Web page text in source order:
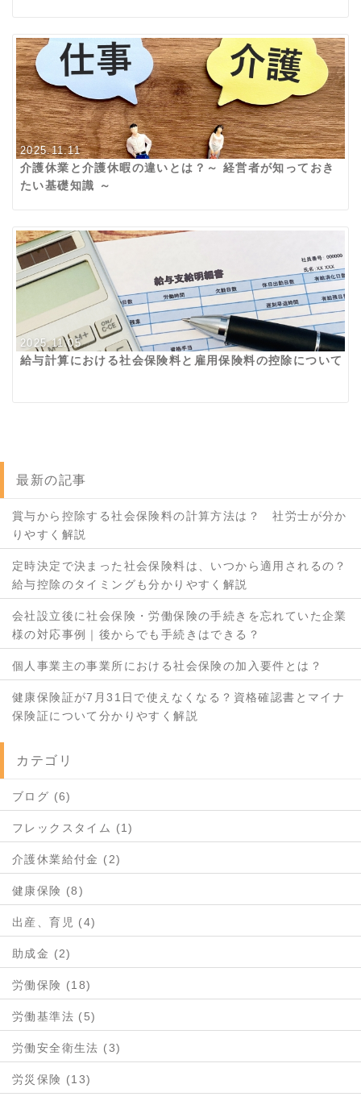
2025.11.11
介護休業と介護休暇の違いとは？～ 経営者が知っておき
たい基礎知識 ～
2025.11.05
給与計算における社会保険料と雇用保険料の控除について
最新の記事
賞与から控除する社会保険料の計算方法は？ 社労士が分か
りやすく解説
定時決定で決まった社会保険料は、いつから適用されるの？
給与控除のタイミングも分かりやすく解説
会社設立後に社会保険・労働保険の手続きを忘れていた企業
様の対応事例｜後からでも手続きはできる？
個人事業主の事業所における社会保険の加入要件とは？
健康保険証が7月31日で使えなくなる？資格確認書とマイナ
保険証について分かりやすく解説
カテゴリ
ブログ (6)
フレックスタイム (1)
介護休業給付金 (2)
健康保険 (8)
出産、育児 (4)
助成金 (2)
労働保険 (18)
労働基準法 (5)
労働安全衛生法 (3)
労災保険 (13)